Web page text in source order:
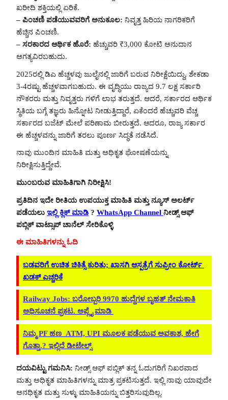
ಖರೀದಿ ಶಕ್ತಿಯಲ್ಲಿ ಏರಿಕೆ.
– ಪಿಂಚಣಿ ಪಡೆಯುವವರಿಗೆ ಅನುಕೂಲ: ನಿವೃತ್ತ ಹಿರಿಯ ನಾಗರಿಕರಿಗೆ
ಹೆಚ್ಚಿನ ಪಿಂಚಣಿ.
– ಸರಕಾರದ ಆರ್ಥಿಕ ಹೊರೆ: ಹೆಚ್ಚುವರಿ ₹3,000 ಕೋಟಿ ಅನುದಾನ
ಅಗತ್ಯವಿರಬಹುದು.
2025ರಲ್ಲಿ ಡಿಎ ಹೆಚ್ಚಳವು ಜುಲೈನಲ್ಲಿ ಜಾರಿಗೆ ಬರುವ ನಿರೀಕ್ಷೆಯಿದ್ದು, ಶೇಕಡಾ
3-4ರಷ್ಟು ಹೆಚ್ಚಳವಾಗಬಹುದು. ಈ ವೃದ್ಧಿಯು ರಾಜ್ಯದ 9.7 ಲಕ್ಷ ಸರ್ಕಾರಿ
ನೌಕರರು ಮತ್ತು ನಿವೃತ್ತರು ಗಳಿಗೆ ಲಾಭ ತರುತ್ತದೆ. ಆದರೆ, ಸರ್ಕಾರದ ಆರ್ಥಿಕ
ಸ್ಥಿತಿಯ ಬಗ್ಗೆ ತಜ್ಞರು ಹಿನ್ನೋಟ ನೀಡುತ್ತಿದ್ದಾರೆ, ಏಕೆಂದರೆ ಹೆಚ್ಚುವರಿ ವೆಚ್ಚ
ಸರ್ಕಾರದ ಬಜೆಟ್ ಮೇಲೆ ಪರಿಣಾಮ ಬೀರುತ್ತದೆ. ಆದರೂ, ರಾಜ್ಯ ಸರ್ಕಾರ
ಈ ಹೆಚ್ಚಳವನ್ನು ಜಾರಿಗೆ ತರಲು ಪೂರ್ಣ ಸಿದ್ಧತೆ ನಡೆಸಿದೆ.
ನಾವು ಮುಂದಿನ ಮಾಹಿತಿ ಮತ್ತು ಅಧಿಕೃತ ಘೋಷಣೆಯನ್ನು
ನಿರೀಕ್ಷಿಸುತ್ತಿದ್ದೇವೆ.
ಮುಂಬರುವ ಮಾಹಿತಿಗಾಗಿ ನಿರೀಕ್ಷಿಸಿ!
ಪ್ರತಿದಿನ ಇದೇ ರೀತಿಯ ಉಪಯುಕ್ತ ಮಾಹಿತಿ ಮತ್ತು ನ್ಯೂಸ್ ಅಲರ್ಟ್
ಪಡೆಯಲು ಇಲ್ಲಿ ಕ್ಲಿಕ್ ಮಾಡಿ ? WhatsApp Channel ನೀಡ್ಸ್ ಆಫ್
ಪಬ್ಲಿಕ್ ವಾಟ್ಸಾಪ್ ಚಾನೆಲ್ ಸೇರಿಕೊಳ್ಳಿ
ಈ ಮಾಹಿತಿಗಳನ್ನು ಓದಿ
ಬಡವರಿಗೆ ಉಚಿತ ಚಿಕಿತ್ಸೆ ಕುರಿತು; ಖಾಸಗಿ ಆಸ್ಪತ್ರೆಗೆ ಸುಪ್ರೀಂ ಕೋರ್ಟ್
ಖಡಕ್ ಎಚ್ಚರಿಕೆ
Railway Jobs: ಬರೋಬ್ಬರಿ 9970 ಹುದ್ದೆಗಳ ಬೃಹತ್ ನೇಮಕಾತಿ
ಅಧಿಸೂಚನೆ ಪ್ರಕಟ. ಅಪ್ಲೈ ಮಾಡಿ
ನಿಮ್ಮ PF ಹಣ ATM, UPI ಮೂಲಕ ಪಡೆಯುವ ಅವಕಾಶ, ಹೇಗೆ
ಗೊತ್ತಾ.? ಇಲ್ಲಿದೆ ಡೀಟೇಲ್ಸ್
ದಯವಿಟ್ಟು ಗಮನಿಸಿ: ನೀಡ್ಸ್ ಆಫ್ ಪಬ್ಲಿಕ್ ತನ್ನ ಓದುಗರಿಗೆ ನಿಖರವಾದ
ಮತ್ತು ಅಧಿಕೃತ ಮಾಹಿತಿಗಳನ್ನು ಮಾತ್ರ ಪ್ರಕಟಿಸುತ್ತದೆ. ಇಲ್ಲಿ ನಾವು ಯಾವುದೇ
ಅನಧಿಕೃತ ಮತ್ತು ಸುಳ್ಳು ಮಾಹಿತಿಯನ್ನು ಬಿತ್ತರಿಸುವುದಿಲ್ಲ.